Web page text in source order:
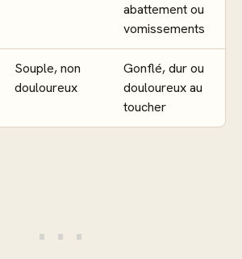
abattement ou
vomissements
Souple, non
douloureux
Gonflé, dur ou
douloureux au
toucher